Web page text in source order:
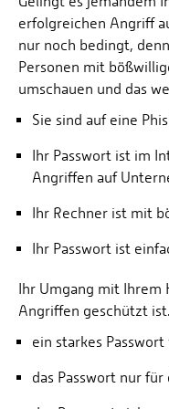
erfolgreichen Angriff
nur noch bedingt,
Personen mit
umschauen und das
Sie sind auf eine
Ihr Passwort ist im
Angriffen auf
Ihr Rechner ist mit
Ihr Passwort ist
Ihr Umgang mit Ihrem
Angriffen geschützt
ein starkes Passwort
das Passwort nur